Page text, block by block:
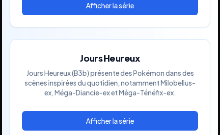
Jours Heureux
Jours Heureux (B3b) présente des Pokémon dans des
scènes inspirées du quotidien, notamment Milobellus-
ex, Méga-Diancie-ex et Méga-Ténéfix-ex.